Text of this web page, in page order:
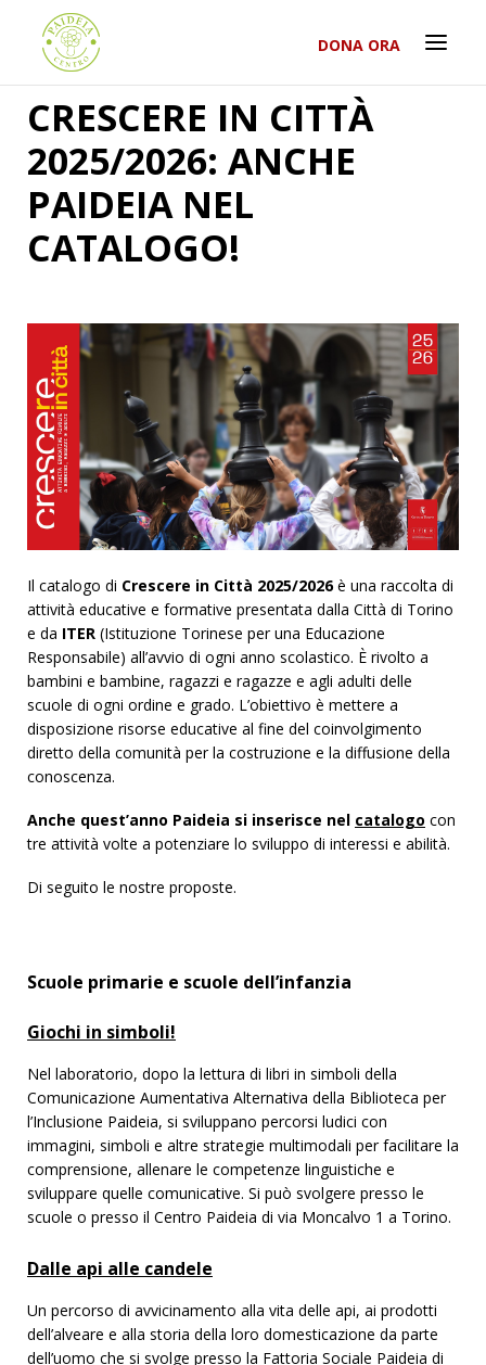
DONA ORA
RICERCA
CRESCERE IN CITTÀ
2025/2026: ANCHE
PAIDEIA NEL
CATALOGO!
Il catalogo di Crescere in Città 2025/2026è una raccolta di
attività educative e formative presentata dalla Città di Torino
e da ITER (Istituzione Torinese per una Educazione
Responsabile) all’avvio di ogni anno scolastico. È rivolto a
bambini e bambine, ragazzi e ragazze e agli adulti delle
scuole di ogni ordine e grado. L’obiettivo è mettere a
disposizione risorse educative al fine del coinvolgimento
diretto della comunità per la costruzione e la diffusione della
conoscenza.
Anche quest’anno Paideia si inserisce nel catalogo con
tre attività volte a potenziare lo sviluppo di interessi e abilità.
Di seguito le nostre proposte.
Scuole primarie e scuole dell’infanzia
Giochi in simboli!
Nel laboratorio, dopo la lettura di libri in simboli della
Comunicazione Aumentativa Alternativa della Biblioteca per
l’Inclusione Paideia, si sviluppano percorsi ludici con
immagini, simboli e altre strategie multimodali per facilitare la
comprensione, allenare le competenze linguistiche e
sviluppare quelle comunicative. Si può svolgere presso le
scuole o presso il Centro Paideia di via Moncalvo 1 a Torino.
Dalle api alle candele
Un percorso di avvicinamento alla vita delle api, ai prodotti
dell’alveare e alla storia della loro domesticazione da parte
dell’uomo che si svolge presso la Fattoria Sociale Paideia di